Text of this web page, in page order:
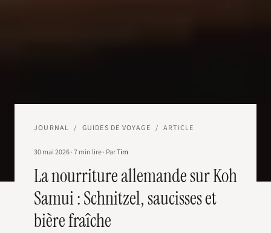
JOURNAL / GUIDES DE VOYAGE / ARTICLE
30 mai 2026·7min lire· ParTim
La nourriture allemande sur Koh
Samui : Schnitzel, saucisses et
bière fraîche